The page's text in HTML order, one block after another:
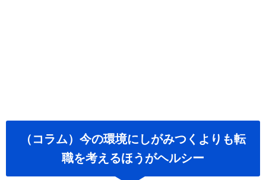
（コラム）今の環境にしがみつくよりも転
職を考えるほうがヘルシー